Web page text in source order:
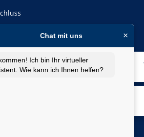
Chat mit uns ×
Ich bin Ihr virtueller
Wie kann ich Ihnen helfen?